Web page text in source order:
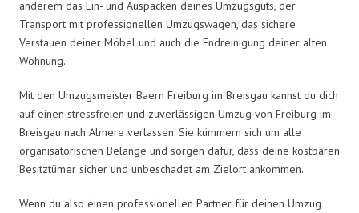
anderem das Ein- und Auspacken deines Umzugsguts, der
Transport mit professionellen Umzugswagen, das sichere
Verstauen deiner Möbel und auch die Endreinigung deiner alten
Wohnung.
Mit den Umzugsmeister Baern Freiburg im Breisgau kannst du dich
auf einen stressfreien und zuverlässigen Umzug von Freiburg im
Breisgau nach Almere verlassen. Sie kümmern sich um alle
organisatorischen Belange und sorgen dafür, dass deine kostbaren
Besitztümer sicher und unbeschadet am Zielort ankommen.
Wenn du also einen professionellen Partner für deinen Umzug